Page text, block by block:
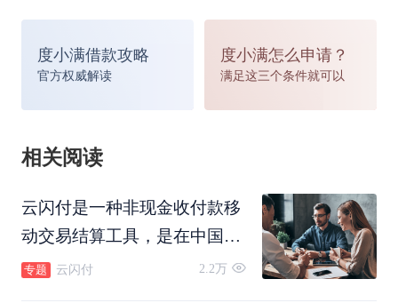
度小满借款攻略
官方权威解读
度小满怎么申请？
满足这三个条件就可以
相关阅读
云闪付是一种非现金收付款移
动交易结算工具，是在中国人
民银行的指导下，由中国银联
专题 云闪付 2.2万